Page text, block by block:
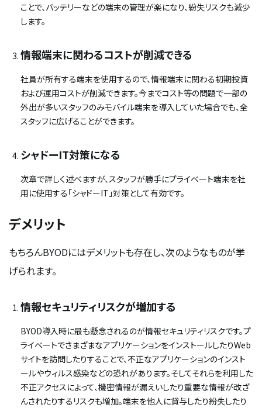
ことで、バッテリーなどの端末の管理が楽になり、紛失リスクも減少
します。
情報端末に関わるコストが削減できる
社員が所有する端末を使用するので、情報端末に関わる初期投資
および運用コストが削減できます。今までコスト等の問題で一部の
外出が多いスタッフのみモバイル端末を導入していた場合でも、全
スタッフに広げることができます。
シャドーIT対策になる
次章で詳しく述べますが、スタッフが勝手にプライベート端末を社
用に使用する「シャドーIT」対策として有効です。
デメリット
もちろんBYODにはデメリットも存在し、次のようなものが挙
げられます。
情報セキュリティリスクが増加する
BYOD導入時に最も懸念されるのが情報セキュリティリスクです。プ
ライベートでさまざまなアプリケーションをインストールしたりWeb
サイトを訪問したりすることで、不正なアプリケーションのインスト
ールやウィルス感染などの恐れがあります。そしてそれらを利用した
不正アクセスによって、機密情報が漏えいしたり重要な情報が改ざ
んされたりするリスクも増加。端末を他人に貸与したり紛失したり